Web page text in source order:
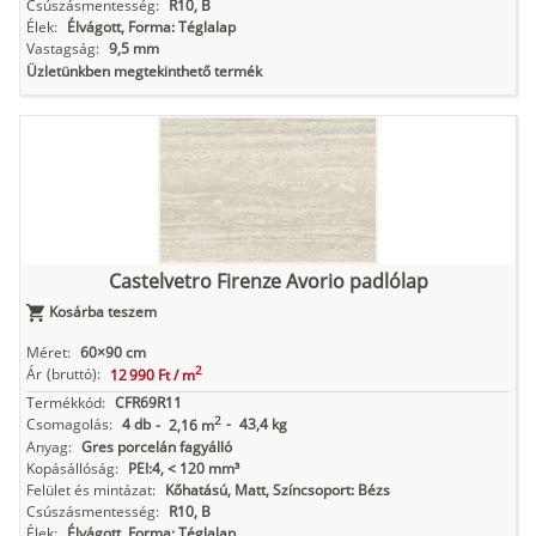
Csúszásmentesség: R10, B
Élek: Élvágott, Forma: Téglalap
Vastagság: 9,5 mm
Üzletünkben megtekinthető termék
Castelvetro Firenze Avorio padlólap
Kosárba teszem
Méret: 60×90 cm
Ár (bruttó): 12 990 Ft /m2
Termékkód: CFR69R11
Csomagolás: 4 db - 2,16 m2 - 43,4 kg
Anyag: Gres porcelán fagyálló
Kopásállóság: PEI:4, < 120 mm³
Felület és mintázat: Kőhatású, Matt, Színcsoport: Bézs
Csúszásmentesség: R10, B